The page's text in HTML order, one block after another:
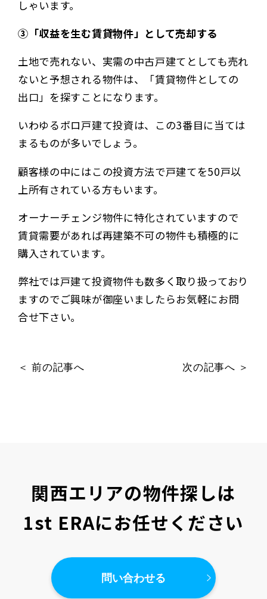
しゃいます。
③「収益を生む賃貸物件」として売却する
土地で売れない、実需の中古戸建てとしても売れ
ないと予想される物件は、「賃貸物件としての
出口」を探すことになります。
いわゆるボロ戸建て投資は、この3番目に当ては
まるものが多いでしょう。
顧客様の中にはこの投資方法で戸建てを50戸以
上所有されている方もいます。
オーナーチェンジ物件に特化されていますので
賃貸需要があれば再建築不可の物件も積極的に
購入されています。
弊社では戸建て投資物件も数多く取り扱っており
ますのでご興味が御座いましたらお気軽にお問
合せ下さい。
＜ 前の記事へ 次の記事へ ＞
関西エリアの物件探しは
1st ERAにお任せください
問い合わせる